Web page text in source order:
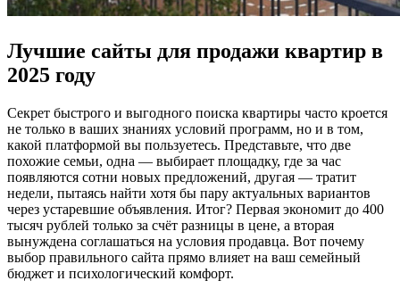
Лучшие сайты для продажи квартир в
2025 году
Секрет быстрого и выгодного поиска квартиры часто кроется
не только в ваших знаниях условий программ, но и в том,
какой платформой вы пользуетесь. Представьте, что две
похожие семьи, одна — выбирает площадку, где за час
появляются сотни новых предложений, другая — тратит
недели, пытаясь найти хотя бы пару актуальных вариантов
через устаревшие объявления. Итог? Первая экономит до 400
тысяч рублей только за счёт разницы в цене, а вторая
вынуждена соглашаться на условия продавца. Вот почему
выбор правильного сайта прямо влияет на ваш семейный
бюджет и психологический комфорт.